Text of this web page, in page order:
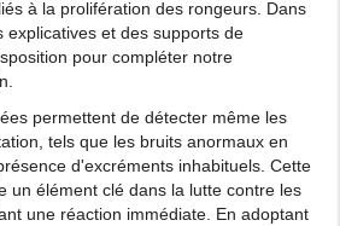
à la prolifération des rongeurs. Dans
explicatives et des supports de
pour compléter notre
permettent de détecter même les
tels que les bruits anormaux en
d'excréments inhabituels. Cette
un élément clé dans la lutte contre les
une réaction immédiate. En adoptant